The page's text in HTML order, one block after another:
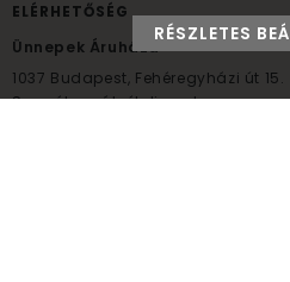
ELÉRHETŐSÉG
Ünnepek Áruháza
1037 Budapest, Fehéregyházi út 15.
Személyes átvételi pont
RÉSZLETES